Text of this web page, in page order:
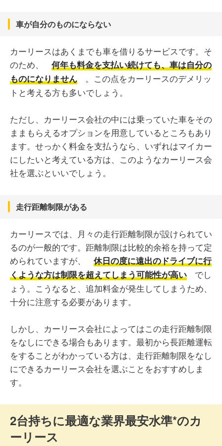
車が自分のものにならない
カーリースはあくまでも車を借りるサービスです。そ
のため、
何年も料金を支払い続けても、車は自分の
ものになりません
。この点をカーリースのデメリッ
トと考える方も多いでしょう。
ただし、カーリース会社の中には乗っていた車をその
ままもらえるオプションを用意しているところもあり
ます。せっかく料金を支払うなら、いずれはマイカー
にしたいと考えている方は、このようなカーリース会
社を選ぶといいでしょう。
走行距離制限がある
カーリースでは、月々の走行距離制限が設けられてい
るのが一般的です。距離制限は比較的余裕を持って定
められていますが、
休日の度に遠出のドライブに行
くような方は制限を超えてしまう可能性が高い
でし
ょう。こうなると、追加料金が発生してしまうため、
十分に注意する必要があります。
しかし、カーリース会社によってはこの走行距離制限
をなしにできる場合もあります。最初から長距離運転
をすることがわかっている方は、走行距離制限をなし
にできるカーリース会社を選ぶことをおすすめしま
す。
2台持ちに最適な業界最安水準*のカ
ーリース